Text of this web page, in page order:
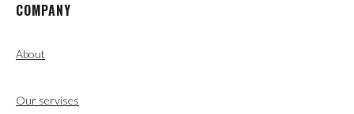
COMPANY
About
Our servises